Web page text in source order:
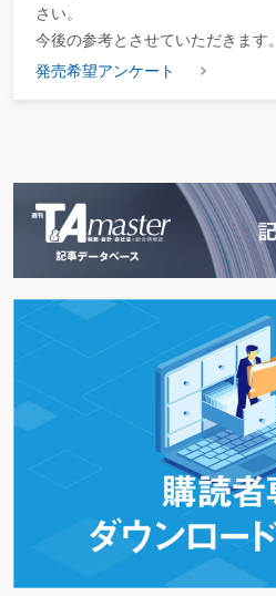
さい。
今後の参考とさせていただきます。
発売希望アンケート